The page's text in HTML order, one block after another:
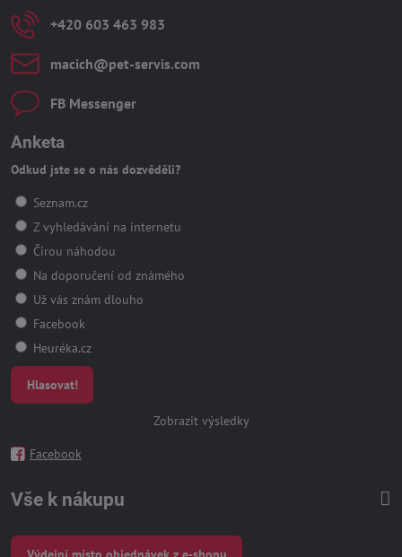
+420 603 463 983
macich​@pet-servis​.com
FB Messenger
Anketa
Odkud jste se o nás dozvěděli?
Seznam.cz
Z vyhledávání na internetu
Čirou náhodou
Na doporučení od známého
Už vás znám dlouho
Facebook
Heuréka.cz
Hlasovat!
Zobrazit výsledky
Facebook
Vše k nákupu